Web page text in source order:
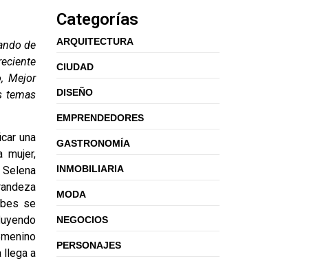
de
Mejor
temas
una
mujer,
se
llega a
Categorías
ARQUITECTURA
CIUDAD
DISEÑO
EMPRENDEDORES
GASTRONOMÍA
INMOBILIARIA
MODA
NEGOCIOS
PERSONAJES